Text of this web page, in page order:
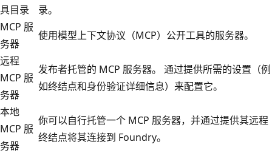
具目录
录。
MCP 服
务器
使用模型上下文协议（MCP）公开工具的服务器。
远程
MCP 服
务器
发布者托管的 MCP 服务器。 通过提供所需的设置（例
如终结点和身份验证详细信息）来配置它。
本地
MCP 服
务器
你可以自行托管一个 MCP 服务器，并通过提供其远程
终结点将其连接到 Foundry。